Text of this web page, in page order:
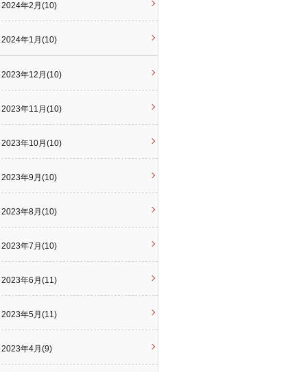
2024年2月(10)
2024年1月(10)
2023年12月(10)
2023年11月(10)
2023年10月(10)
2023年9月(10)
2023年8月(10)
2023年7月(10)
2023年6月(11)
2023年5月(11)
2023年4月(9)